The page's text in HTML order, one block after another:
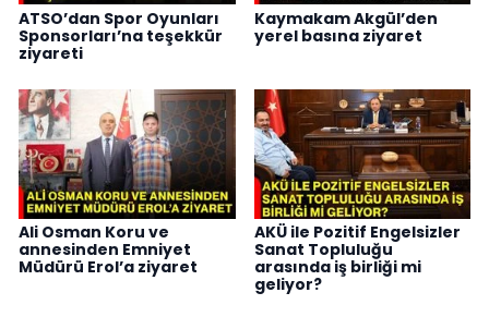
ATSO’dan Spor Oyunları
Sponsorları’na teşekkür
ziyareti
Kaymakam Akgül’den
yerel basına ziyaret
Ali Osman Koru ve
annesinden Emniyet
Müdürü Erol’a ziyaret
AKÜ ile Pozitif Engelsizler
Sanat Topluluğu
arasında iş birliği mi
geliyor?